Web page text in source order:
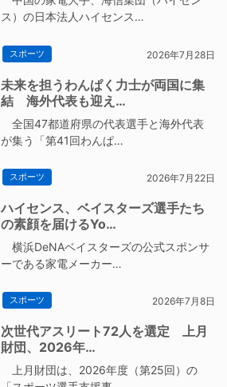
ス）の日本法人ハイセンス…
スポーツ 2026年7月28日
未来を担うわんぱく力士が両国に集
結 海外代表も迎え…
全国47都道府県の代表選手と海外代表
が集う「第41回わんぱ…
スポーツ 2026年7月22日
ハイセンス、ベイスターズ選手たち
の素顔を届けるYo…
横浜DeNAベイスターズの公式スポンサ
ーである家電メーカー…
スポーツ 2026年7月8日
次世代アスリート72人を選定 上月
財団、2026年…
上月財団は、2026年度（第25回）の